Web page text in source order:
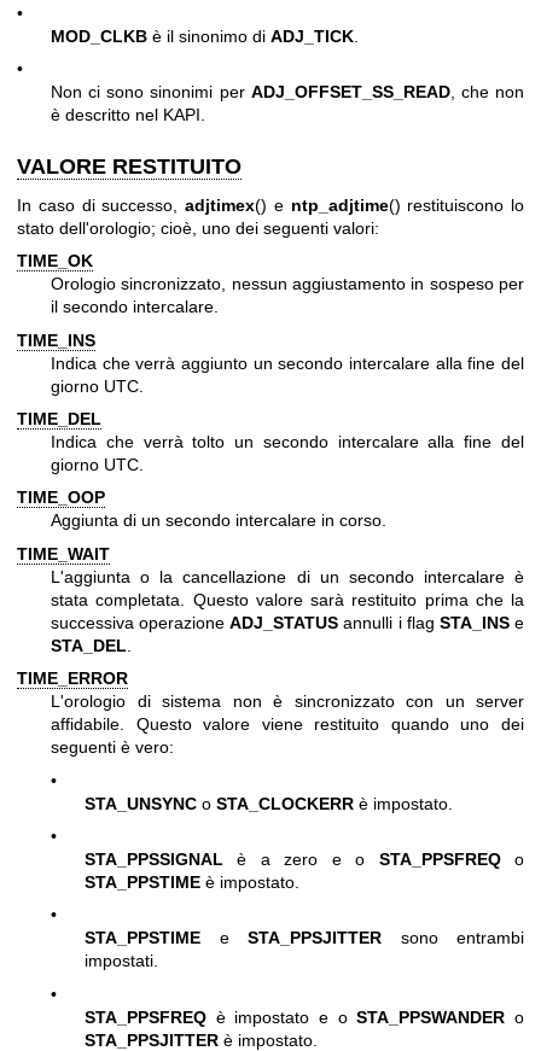
•
MOD_CLKB è il sinonimo di ADJ_TICK
•
Non ci sono sinonimi per ADJ_OFFSET_SS_READ, che non
è descritto nel KAPI.
VALORE RESTITUITO
In caso di successo, adjtimex() e ntp_adjtime() restituiscono lo
stato dell'orologio; cioè, uno dei seguenti valori:
TIME_OK
Orologio sincronizzato, nessun aggiustamento in sospeso per
il secondo intercalare.
TIME_INS
Indica che verrà aggiunto un secondo intercalare alla fine del
giorno UTC.
TIME_DEL
Indica che verrà tolto un secondo intercalare alla fine del
giorno UTC.
TIME_OOP
Aggiunta di un secondo intercalare in corso.
TIME_WAIT
L'aggiunta o la cancellazione di un secondo intercalare è
stata completata. Questo valore sarà restituito prima che la
successiva operazioneADJ_STATUS annulli i flag STA_INSe
STA_DEL
TIME_ERROR
L'orologio di sistema non è sincronizzato con un server
affidabile. Questo valore viene restituito quando uno dei
seguenti è vero:
•
STA_UNSYNC o STA_CLOCKERR è impostato.
•
STA_PPSSIGNAL è a zero e o STA_PPSFREQo
STA_PPSTIME è impostato.
•
STA_PPSTIME e STA_PPSJITTER sono entrambi
impostati.
•
STA_PPSFREQ è impostato e oSTA_PPSWANDER o
STA_PPSJITTER è impostato.